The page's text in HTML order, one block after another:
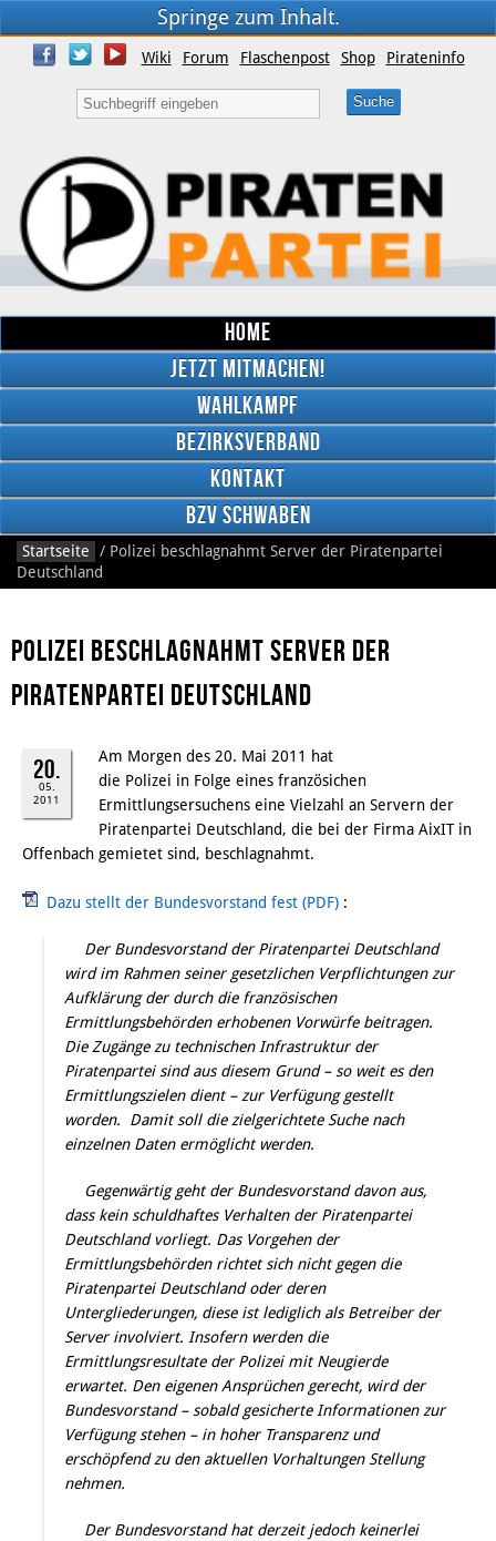
Springe zum Inhalt.
Facebook
Wiki Forum Flaschenpost Shop Pirateninfo
Home
Jetzt mitmachen!
Wahlkampf
Bezirksverband
Kontakt
BzV Schwaben
Startseite / Polizei beschlagnahmt Server der Piratenpartei
Deutschland
Polizei beschlagnahmt Server der
Piratenpartei Deutschland
20.
05.
2011
Am Morgen des 20. Mai 2011 hat
die Polizei in Folge eines französichen
Ermittlungsersuchens eine Vielzahl an Servern der
Piratenpartei Deutschland, die bei der Firma AixIT in
Offenbach gemietet sind, beschlagnahmt.
Dazu stellt der Bundesvorstand fest :
Der Bundesvorstand der Piratenpartei Deutschland
wird im Rahmen seiner gesetzlichen Verpflichtungen zur
Aufklärung der durch die französischen
Ermittlungsbehörden erhobenen Vorwürfe beitragen.
Die Zugänge zu technischen Infrastruktur der
Piratenpartei sind aus diesem Grund – so weit es den
Ermittlungszielen dient – zur Verfügung gestellt
worden. Damit soll die zielgerichtete Suche nach
einzelnen Daten ermöglicht werden.
Gegenwärtig geht der Bundesvorstand davon aus,
dass kein schuldhaftes Verhalten der Piratenpartei
Deutschland vorliegt. Das Vorgehen der
Ermittlungsbehörden richtet sich nicht gegen die
Piratenpartei Deutschland oder deren
Untergliederungen, diese ist lediglich als Betreiber der
Server involviert. Insofern werden die
Ermittlungsresultate der Polizei mit Neugierde
erwartet. Den eigenen Ansprüchen gerecht, wird der
Bundesvorstand – sobald gesicherte Informationen zur
Verfügung stehen – in hoher Transparenz und
erschöpfend zu den aktuellen Vorhaltungen Stellung
nehmen.
Der Bundesvorstand hat derzeit jedoch keinerlei